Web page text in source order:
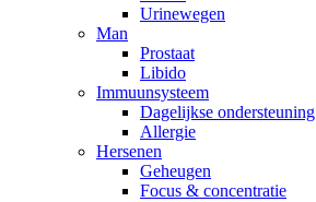
Urinewegen
Man
Prostaat
Libido
Immuunsysteem
Dagelijkse ondersteuning
Allergie
Hersenen
Geheugen
Focus & concentratie